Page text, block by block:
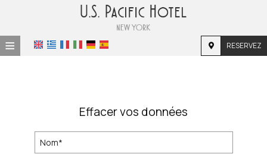
≡ RESERVEZ
HÉBERGEMENT
Effacer vos données